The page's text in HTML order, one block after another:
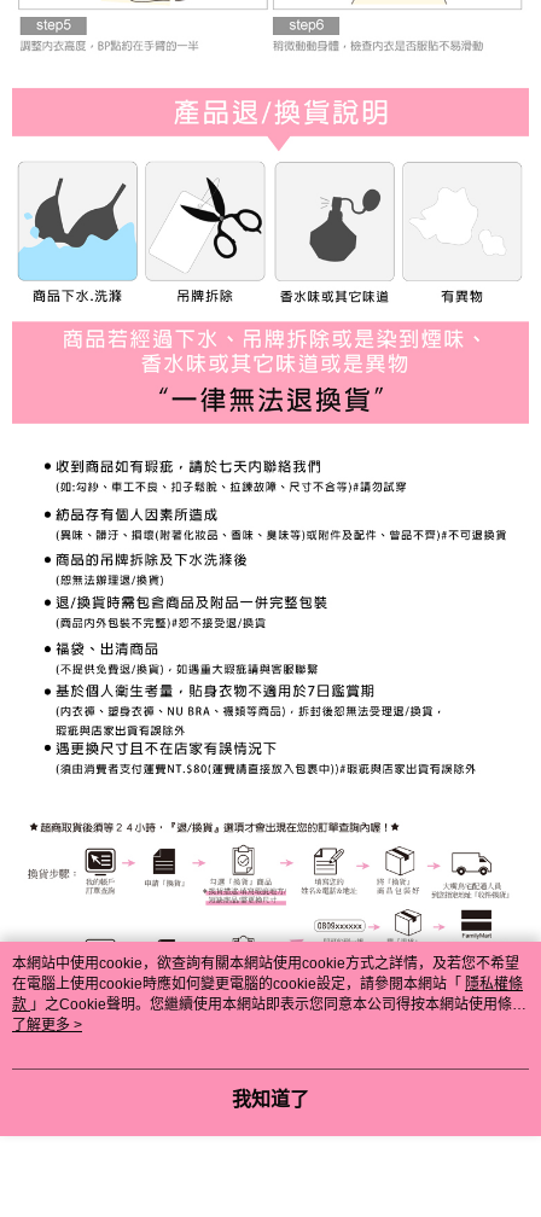
本網站中使用cookie，欲查詢有關本網站使用cookie方式之詳情，及若您不希望
在電腦上使用cookie時應如何變更電腦的cookie設定，請參閱本網站「 隱私權條
款 」之Cookie聲明。您繼續使用本網站即表示您同意本公司得按本網站使用條款
之Cookie聲明使用cookie。
了解更多 >
我知道了